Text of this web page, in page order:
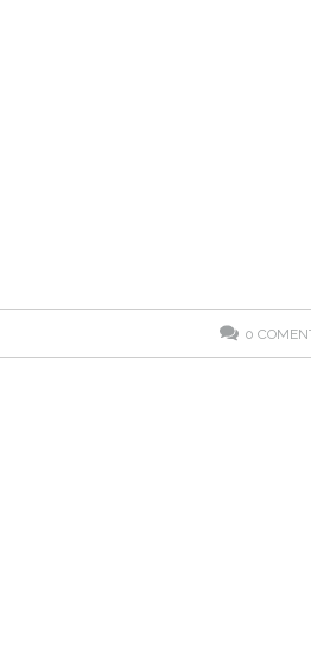
0